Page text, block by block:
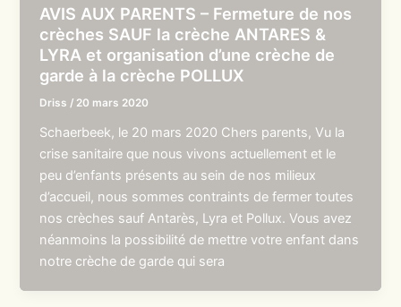
AVIS AUX PARENTS – Fermeture de nos
crèches SAUF la crèche ANTARES &
LYRA et organisation d’une crèche de
garde à la crèche POLLUX
Driss / 20 mars 2020
Schaerbeek, le 20 mars 2020 Chers parents, Vu la
crise sanitaire que nous vivons actuellement et le
peu d’enfants présents au sein de nos milieux
d’accueil, nous sommes contraints de fermer toutes
nos crèches sauf Antarès, Lyra et Pollux. Vous avez
néanmoins la possibilité de mettre votre enfant dans
notre crèche de garde qui sera